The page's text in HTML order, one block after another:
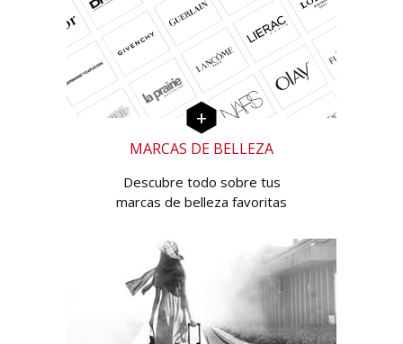
MARCAS DE BELLEZA
Descubre todo sobre tus
marcas de belleza favoritas